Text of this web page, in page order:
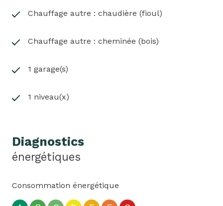
Les informations sur les risques auxquels ce bien
Chauffage autre : chaudière (fioul)
Chauffage autre : cheminée (bois)
1 garage(s)
1 niveau(x)
Diagnostics
énergétiques
Consommation énergétique